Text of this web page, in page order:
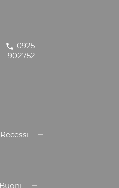
call 0925-
902752
Buoni